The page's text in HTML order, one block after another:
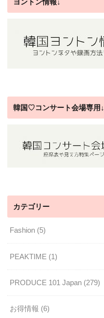
韓国♡コンサート会場専用↓
カテゴリー
Fashion (5)
PEAKTIME (1)
PRODUCE 101 Japan (279)
お得情報 (6)